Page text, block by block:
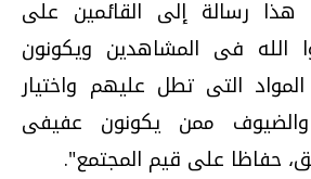
هذا رسالة إلى القائمين على
الله فى المشاهدين ويكونون
التى تطل عليهم واختيار
ممن يكونون عفيفى
حفاظا على قيم المجتمع".